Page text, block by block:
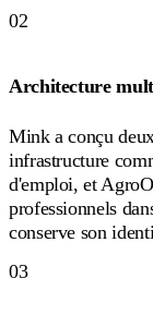
02
Architecture
Mink a conçu
infrastructure
d'emploi, et
professionnels
conserve son
03